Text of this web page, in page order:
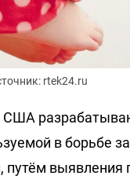
rtek24.ru
в борьбе
выявления